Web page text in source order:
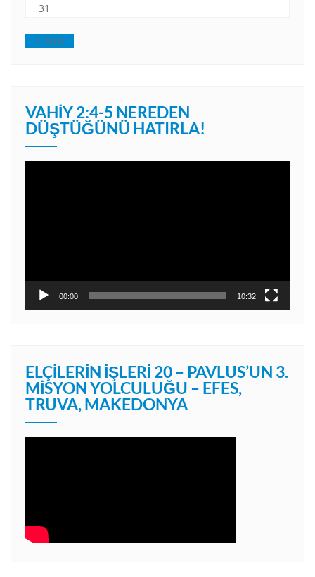
31
« Tem
VAHIY 2:4-5 NEREDEN
DÜŞTÜĞÜNÜ HATIRLA!
00:00 10:32
ELÇILERIN İŞLERI 20 – PAVLUS’UN 3.
MISYON YOLCULUĞU – EFES,
TRUVA, MAKEDONYA